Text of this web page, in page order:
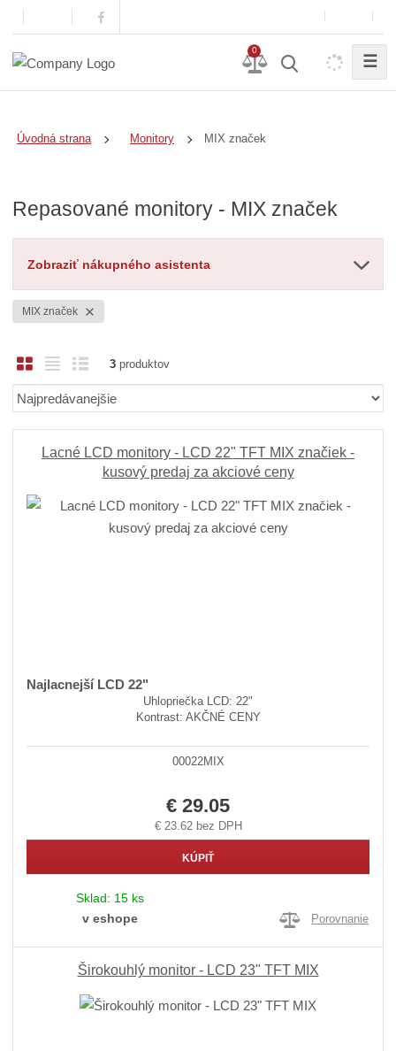
0
☰
Úvodná strana Monitory MIX značek
Repasované monitory - MIX značek
Zobraziť nákupného asistenta
MIX značek
a
z
e
n
p
r
O
b
r
á
o
a
b
u
ľ
R
i
a
d
k
3produktov
Lacné LCD monitory - LCD 22" TFT MIX značiek -
kusový predaj za akciové ceny
Najlacnejší LCD 22"
Uhlopriečka LCD: 22"
Kontrast: AKČNÉ CENY
00022MIX
€ 29.05
€ 23.62 bez DPH
KÚPIŤ
Sklad: 15 ks
v eshope
Porovnanie
Širokouhlý monitor - LCD 23" TFT MIX